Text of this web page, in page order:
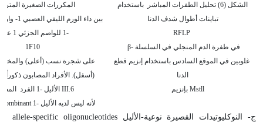
الشكل (6) تحليل الطفرات المباشر باستخدام
تباينات أطوال شدف الدنا
في طفرة الدم المنجلي في السلسلة β-
غلوبين في الموقع السادس باستخدام إنزيم قطع
الدنا
Mstll بإنزيم
المكررات الصغيرة
بين داء الورم
-1 للواصم الجزئي 1 على
على شجرة نسب (أعلى)
(أسفل). الأفراد المصابون ذكوراً
III.6 الأليل -1 الفرد المصاب
لأنه ليس لديه الأليل -1 Recombinant مؤشب
ج- النوكليوتيدات القصيرة نوعية-الأليلallele-specific oligonucleotides